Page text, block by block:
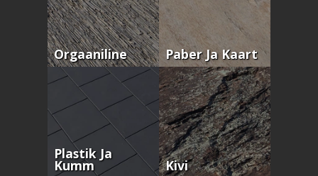
Orgaaniline Paber Ja Kaart
Plastik Ja
Kumm Kivi